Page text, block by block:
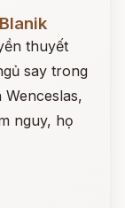
thuyết
say trong
nguy, họ